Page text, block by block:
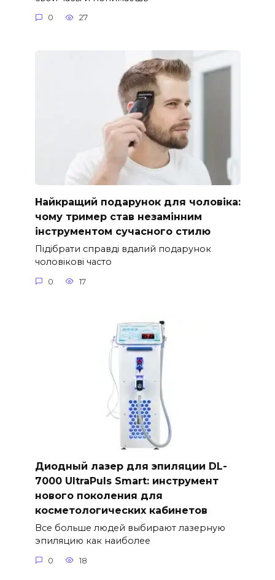
0 27
Найкращий подарунок для чоловіка:
чому тример став незамінним
інструментом сучасного стилю
Підібрати справді вдалий подарунок
чоловікові часто
0 17
Диодный лазер для эпиляции DL-
7000 UltraPuls Smart: инструмент
нового поколения для
косметологических кабинетов
Все больше людей выбирают лазерную
эпиляцию как наиболее
0 18